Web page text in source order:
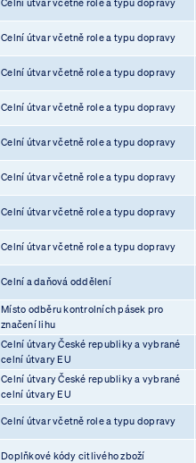
Celní útvar včetně role a typu dopravy
Celní útvar včetně role a typu dopravy
Celní útvar včetně role a typu dopravy
Celní útvar včetně role a typu dopravy
Celní útvar včetně role a typu dopravy
Celní útvar včetně role a typu dopravy
Celní útvar včetně role a typu dopravy
Celní a daňová oddělení
Místo odběru kontrolních pásek pro
značení lihu
Celní útvary České republiky a vybrané
celní útvary EU
Celní útvary České republiky a vybrané
celní útvary EU
Celní útvar včetně role a typu dopravy
Doplňkové kódy citlivého zboží